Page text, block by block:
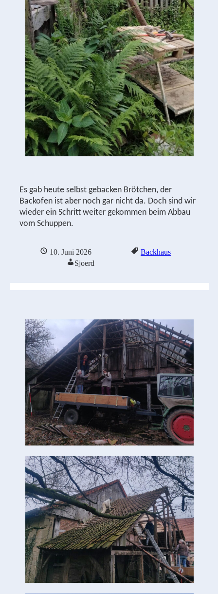
Es gab heute selbst gebacken Brötchen, der
Backofen ist aber noch gar nicht da. Doch sind wir
wieder ein Schritt weiter gekommen beim Abbau
vom Schuppen.
10. Juni 2026
Backhaus
Sjoerd